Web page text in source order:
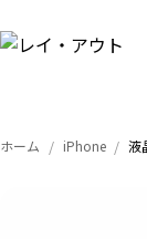
ホーム iPhone 液